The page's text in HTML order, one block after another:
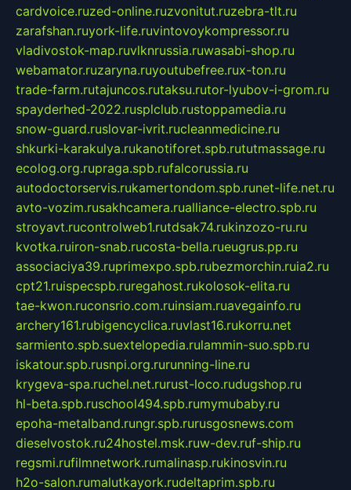
cardvoice.ruzed-online.ruzvonitut.ruzebra-tlt.ru
zarafshan.ruyork-life.ruvintovoykompressor.ru
vladivostok-map.ruvlknrussia.ruwasabi-shop.ru
webamator.ruzaryna.ruyoutubefree.rux-ton.ru
trade-farm.rutajuncos.rutaksu.rutor-lyubov-i-grom.ru
spayderhed-2022.rusplclub.rustoppamedia.ru
snow-guard.ruslovar-ivrit.rucleanmedicine.ru
shkurki-karakulya.rukanotiforet.spb.rututmassage.ru
ecolog.org.rupraga.spb.rufalcorussia.ru
autodoctorservis.rukamertondom.spb.runet-life.net.ru
avto-vozim.rusakhcamera.rualliance-electro.spb.ru
stroyavt.rucontrolweb1.rutdsak74.rukinzozo-ru.ru
kvotka.ruiron-snab.rucosta-bella.rueugrus.pp.ru
associaciya39.ruprimexpo.spb.rubezmorchin.ruia2.ru
cpt21.ruispecspb.ruregahost.rukolosok-elita.ru
tae-kwon.ruconsrio.com.ruinsiam.ruavegainfo.ru
archery161.rubigencyclica.ruvlast16.rukorru.net
sarmiento.spb.suextelopedia.rulammin-suo.spb.ru
iskatour.spb.rusnpi.org.rurunning-line.ru
krygeva-spa.ruchel.net.rurust-loco.rudugshop.ru
hl-beta.spb.ruschool494.spb.rumymubaby.ru
epoha-metalband.rungr.spb.rurusgosnews.com
dieselvostok.ru24hostel.msk.ruw-dev.ruf-ship.ru
regsmi.rufilmnetwork.rumalinasp.rukinosvin.ru
h2o-salon.rumalutkayork.rudeltaprim.spb.ru